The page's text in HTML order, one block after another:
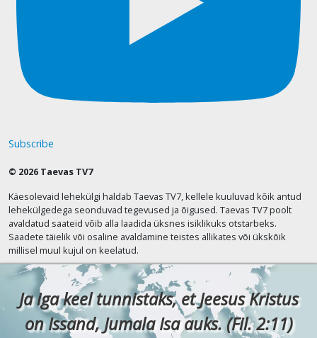
Subscribe
© 2026 Taevas TV7
Käesolevaid lehekülgi haldab Taevas TV7, kellele kuuluvad kõik antud
lehekülgedega seonduvad tegevused ja õigused. Taevas TV7 poolt
avaldatud saateid võib alla laadida üksnes isiklikuks otstarbeks.
Saadete täielik või osaline avaldamine teistes allikates või ükskõik
millisel muul kujul on keelatud.
Ja iga keel tunnistaks, et Jeesus Kristus
on Issand, Jumala Isa auks. (Fil. 2:11)